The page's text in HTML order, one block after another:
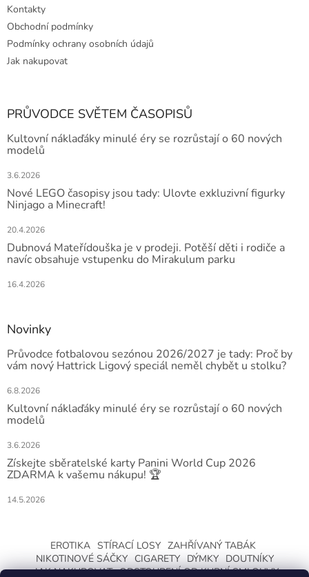
Kontakty
Obchodní podmínky
Podmínky ochrany osobních údajů
Jak nakupovat
PRŮVODCE SVĚTEM ČASOPISŮ
Kultovní náklaďáky minulé éry se rozrůstají o 60 nových
modelů
3.6.2026
Nové LEGO časopisy jsou tady: Ulovte exkluzivní figurky
Ninjago a Minecraft!
20.4.2026
Dubnová Mateřídouška je v prodeji. Potěší děti i rodiče a
navíc obsahuje vstupenku do Mirakulum parku
16.4.2026
Novinky
Průvodce fotbalovou sezónou 2026/2027 je tady: Proč by
vám nový Hattrick Ligový speciál neměl chybět u stolku?
6.8.2026
Kultovní náklaďáky minulé éry se rozrůstají o 60 nových
modelů
3.6.2026
Získejte sběratelské karty Panini World Cup 2026
ZDARMA k vašemu nákupu! 🏆
14.5.2026
EROTIKA STÍRACÍ LOSY ZAHŘÍVANÝ TABÁK
NIKOTINOVÉ SÁČKY CIGARETY DÝMKY
DOUTNÍKY
JAK NAKUPOVAT ODSTOUPENÍ OD KUPNÍ SMLOUVY